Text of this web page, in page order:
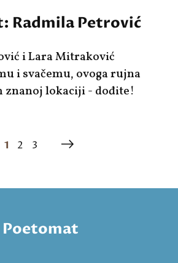
Radmila Petrović
i Lara Mitraković
i svačemu, ovoga rujna
znanoj lokaciji - dođite!
1 2 3
Poetomat